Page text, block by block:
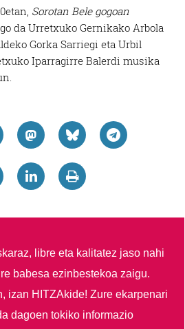
Sorotan Bele gogoan
da Urretxuko Gernikako Arbola
Gorka Sarriegi eta Urbil
Iparragirre Balerdi musika
libre eta kalitatez jaso nahi
babesa ezinbestekoa zaigu.
izan HITZAkide!Zure ekarpenari
dagoen tokiko informazio